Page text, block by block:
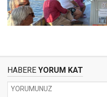
HABERE YORUM KAT